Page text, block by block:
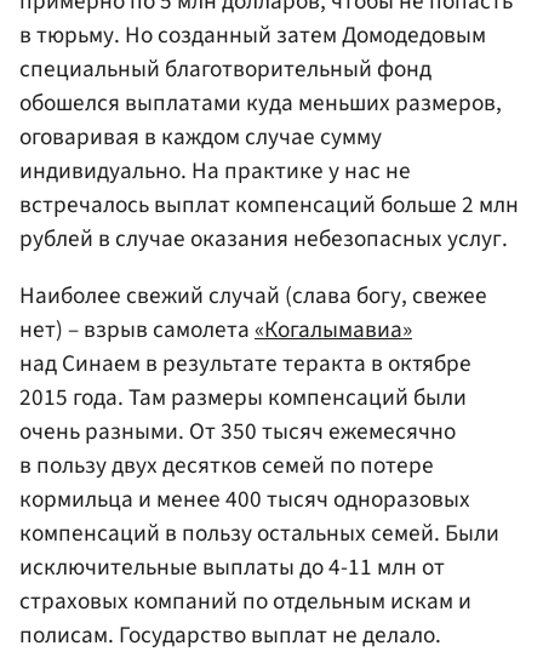
в тюрьму. Но созданный затем Домодедовым
специальный благотворительный фонд
обошелся выплатами куда меньших размеров,
оговаривая в каждом случае сумму
индивидуально. На практике у нас не
встречалось выплат компенсаций больше 2 млн
рублей в случае оказания небезопасных услуг.
Наиболее свежий случай (слава богу, свежее
нет) – взрыв самолета«Когалымавиа»
над Синаем в результате теракта в октябре
2015 года. Там размеры компенсаций были
очень разными. От 350 тысяч ежемесячно
в пользу двух десятков семей по потере
кормильца и менее 400 тысяч одноразовых
компенсаций в пользу остальных семей. Были
исключительные выплаты до 4-11 млн от
страховых компаний по отдельным искам и
полисам. Государство выплат не делало.